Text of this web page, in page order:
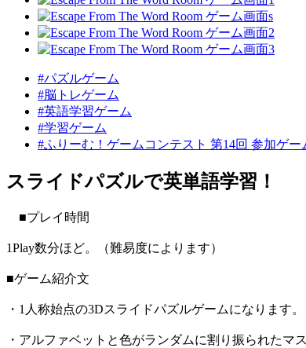
#パズルゲーム
#脳トレゲーム
#英語学習ゲーム
#学習ゲーム
#ふりーむ！ゲームコンテスト 第14回 参加ゲー
スライドパズルで英単語学習！
■プレイ時間
1Play数分ほど。（難易度によります）
■ゲーム紹介文
・1人称始点の3Dスライドパズルゲームになります。
・アルファベットと色がランダムに割り振られたマ